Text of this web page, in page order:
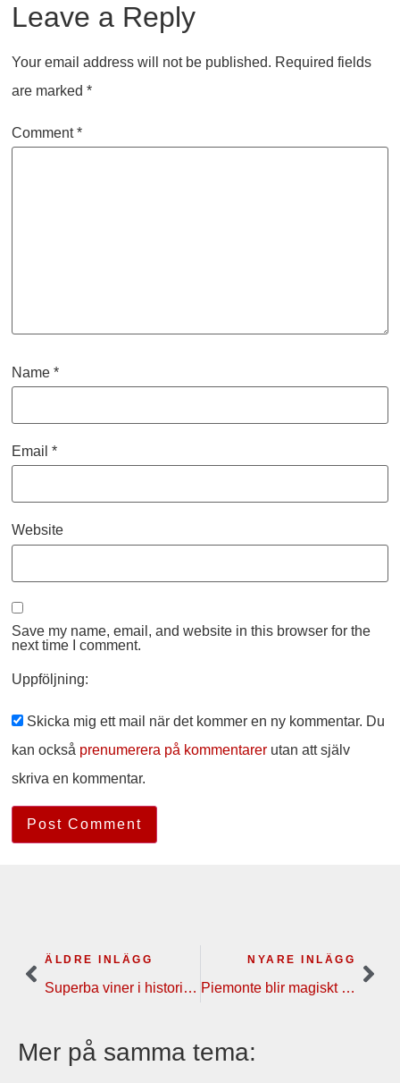
Leave a Reply
Your email address will not be published. Required fields
are marked *
Comment*
Name *
Email *
Website
Save my name, email, and website in this browser for the
next time I comment.
Uppföljning:
Skicka mig ett mail när det kommer en ny kommentar. Du
kan också prenumerera på kommentarer utan att själv
skriva en kommentar.
ÄLDRE INLÄGG
Superba viner i historisk och mäktig miljö | vinresa Södra Rhônedalen
NYARE INLÄGG
Piemonte blir magiskt på hösten | vinresa
Mer på samma tema: